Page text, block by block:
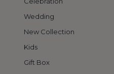
Wedding
New Collection
Kids
Gift Box